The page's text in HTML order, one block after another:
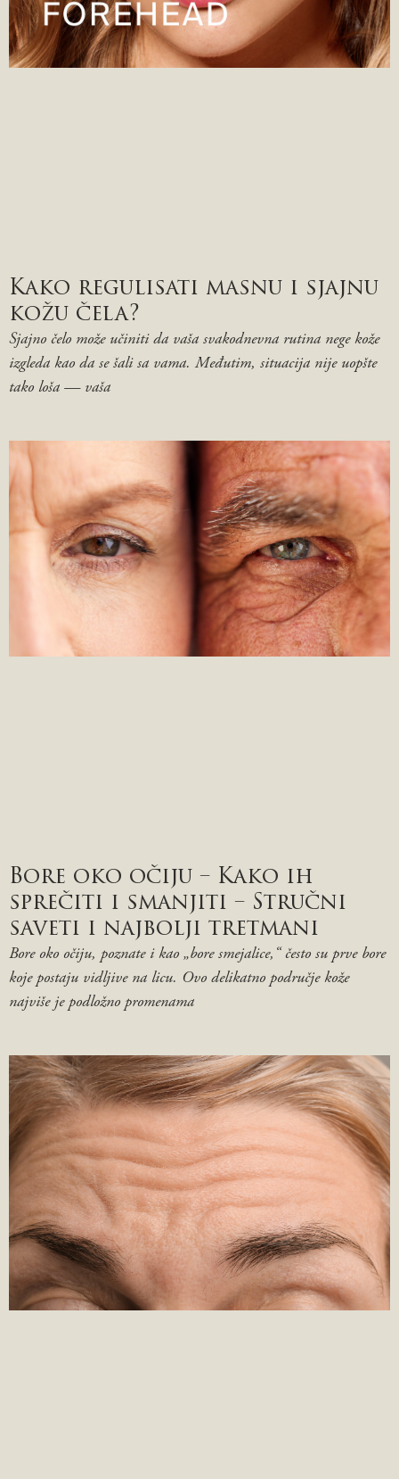
Kako regulisati masnu i sjajnu
kožu čela?
Sjajno čelo može učiniti da vaša svakodnevna rutina nege kože
izgleda kao da se šali sa vama. Međutim, situacija nije uopšte
tako loša — vaša
Bore oko očiju – Kako ih
sprečiti i smanjiti – Stručni
saveti i najbolji tretmani
Bore oko očiju, poznate i kao „bore smejalice,“ često su prve bore
koje postaju vidljive na licu. Ovo delikatno područje kože
najviše je podložno promenama